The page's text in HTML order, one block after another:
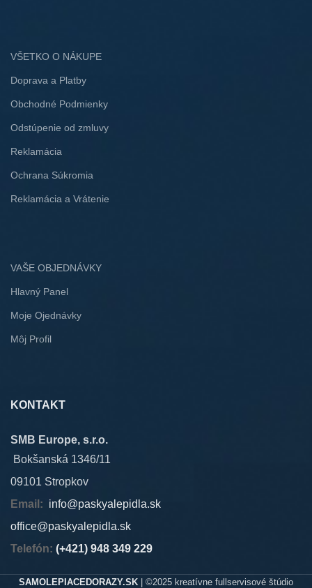
VŠETKO O NÁKUPE
Doprava a Platby
Obchodné Podmienky
Odstúpenie od zmluvy
Reklamácia
Ochrana Súkromia
Reklamácia a Vrátenie
VAŠE OBJEDNÁVKY
Hlavný Panel
Moje Ojednávky
Môj Profil
KONTAKT
SMB Europe, s.r.o.
Bokšanská 1346/11
09101 Stropkov
Email: info@paskyalepidla.sk
office@paskyalepidla.sk
Telefón: (+421) 948 349 229
SAMOLEPIACEDORAZY.SK | ©2025 kreatívne fullservisové štúdio